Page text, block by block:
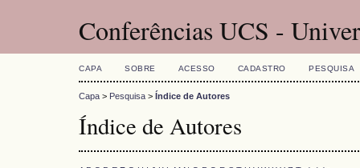
Conferências UCS -
CAPA SOBRE ACESSO CADASTRO PESQUISA
Capa > Pesquisa > Índice de Autores
Índice de Autores